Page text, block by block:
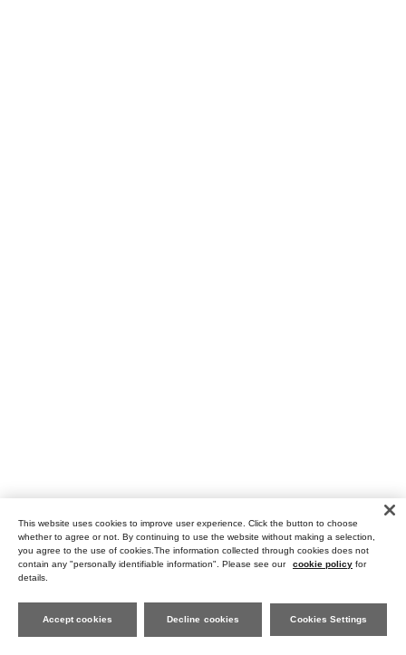
Checked Item
ご利用ガイド
お問い合わせ
This website uses cookies to improve user experience. Click the button to choose
whether to agree or not. By continuing to use the website without making a selection,
you agree to the use of cookies.The information collected through cookies does not
contain any "personally identifiable information". Please see our
cookie policy for
details.
Cookies Settings
Decline cookies
Accept cookies